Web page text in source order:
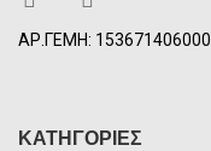
ΑΡ.ΓΕΜΗ: 153671406000
ΚΑΤΗΓΟΡΙΕΣ